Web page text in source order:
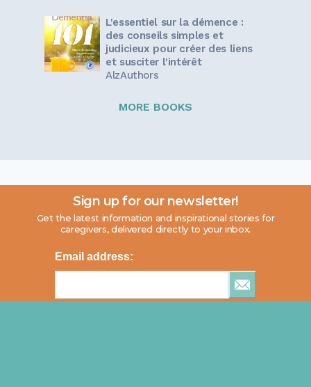
L'essentiel sur la démence :
des conseils simples et
judicieux pour créer des liens
et susciter l'intérêt
AlzAuthors
MORE BOOKS
Sign up for our newsletter!
Get the latest information and inspirational stories for
caregivers, delivered directly to your inbox.
Email address: